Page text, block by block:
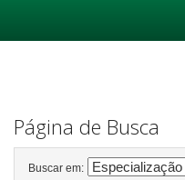
Página de Busca
Buscar em: